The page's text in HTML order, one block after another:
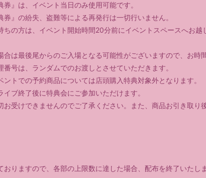
』は、イベント当日のみ使用可能です。
』の紛失、盗難等による再発行は一切行いません。
の方は、イベント開始時間20分前にイベントスペースへお越
は最後尾からのご入場となる可能性がございますので、お時
号は、ランダムでのお渡しとさせていただきます。
トでの予約商品については店頭購入特典対象外となります。
ブ終了後に特典会にご参加いただけます。
受けできませんのでご了承ください。また、商品お引き取り
りますので、各部の上限数に達した場合、配布を終了いたしま